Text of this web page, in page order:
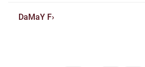
DaMaY F